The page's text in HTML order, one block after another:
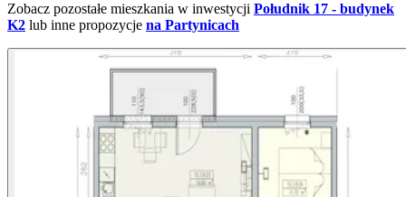
Zobacz pozostałe mieszkania w inwestycji Południk 17 - budynek
K2 lub inne propozycje na Partynicach